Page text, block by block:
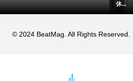
休...
© 2024 BeatMag. All Rights Reserved.